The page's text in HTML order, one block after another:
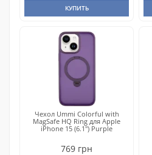
КУПИТЬ
Чехол Ummi Colorful with
MagSafe HQ Ring для Apple
iPhone 15 (6.1") Purple
769 грн